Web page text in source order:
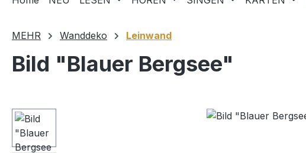
MEHR Wanddeko Leinwand
Bild "Blauer Bergsee"
Bildergalerie überspringen